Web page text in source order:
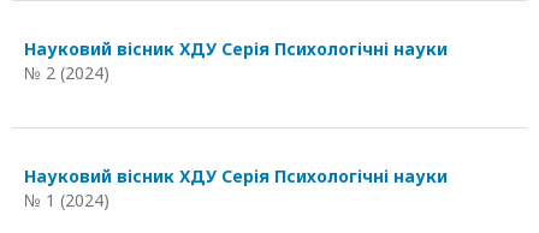
Науковий вісник ХДУ Серія Психологічні науки
№ 2 (2024)
Науковий вісник ХДУ Серія Психологічні науки
№ 1 (2024)